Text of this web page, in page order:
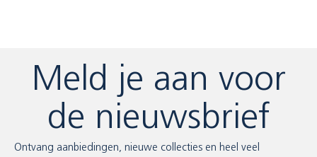
Meld je aan voor
de nieuwsbrief
Ontvang aanbiedingen, nieuwe collecties en heel veel